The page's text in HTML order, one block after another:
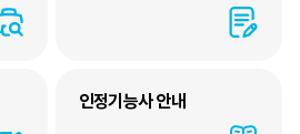
인정기능사 안내